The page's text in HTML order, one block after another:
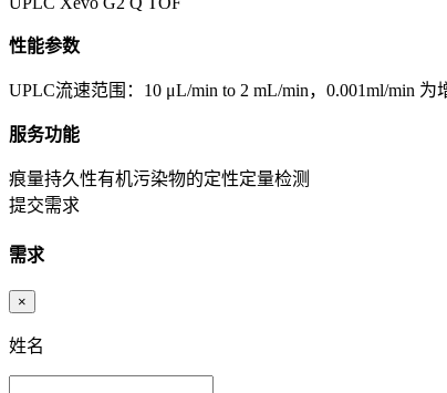
性能参数
UPLC流速范围：10 μL/min to 2 mL/min，0.001ml/min
服务功能
痕量持久性有机污染物的定性定量检测
提交需求
需求
×
姓名